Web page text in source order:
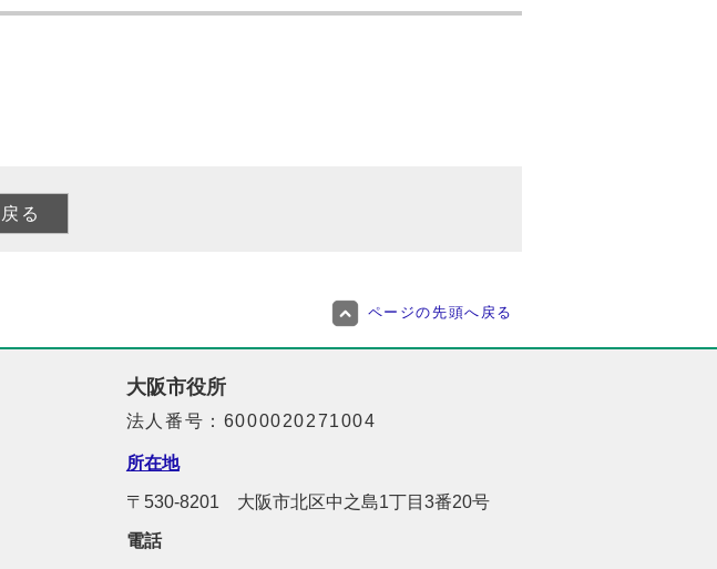
ページの先頭へ戻る
大阪市役所
法人番号：6000020271004
所在地
〒530-8201 大阪市北区中之島1丁目3番20号
電話